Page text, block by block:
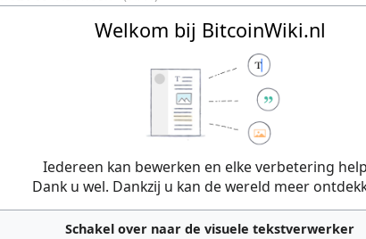
Welkom bij BitcoinWiki.nl
Iedereen kan bewerken en elke verbetering
Dank u wel. Dankzij u kan de wereld meer
Schakel over naar de visuele tekstverwerker